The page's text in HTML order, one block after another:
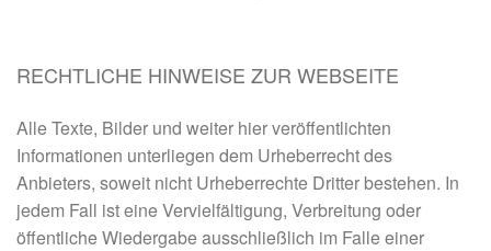
RECHTLICHE HINWEISE ZUR WEBSEITE
Alle Texte, Bilder und weiter hier veröffentlichten
Informationen unterliegen dem Urheberrecht des
Anbieters, soweit nicht Urheberrechte Dritter bestehen. In
jedem Fall ist eine Vervielfältigung, Verbreitung oder
öffentliche Wiedergabe ausschließlich im Falle einer